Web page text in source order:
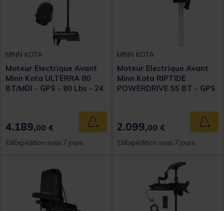
MINN KOTA
Moteur Electrique Avant
Minn Kota ULTERRA 80
BT/MDI - GPS - 80 Lbs - 24
4.189,00 € Ajouter au panier
Expédition sous 7 jours
MINN KOTA
Moteur Electrique Avant
Minn Kota RIPTIDE
POWERDRIVE 55 BT - GPS
2.099,00 €
Expédition sous 7 jours